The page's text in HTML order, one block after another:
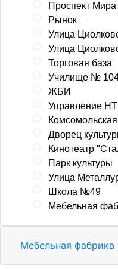
Проспект Мира
Рынок
Улица
Улица
Торговая база
Училище №
ЖБИ
Управление
Дворец
Кинотеатр
Парк культуры
Улица
Школа №49
Мебельная
Мебельная